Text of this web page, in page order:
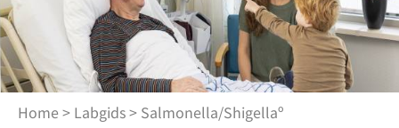
Home > Labgids> Salmonella/Shigellaº